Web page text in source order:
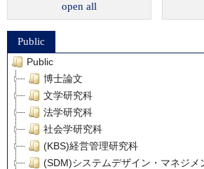
open all
Public
Public
博士論文
文学研究科
法学研究科
社会学研究科
(KBS)経営管理研究科
(SDM)システムデザイン・マネジメ